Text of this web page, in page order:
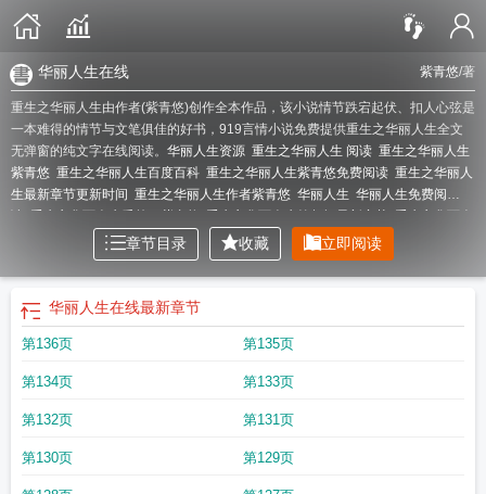
紫青悠/著
华丽人生在线
重生之华丽人生由作者(紫青悠)创作全本作品，该小说情节跌宕起伏、扣人心弦是
一本难得的情节与文笔俱佳的好书，919言情小说免费提供重生之华丽人生全文
无弹窗的纯文字在线阅读。 华丽人生资源 重生之华丽人生 阅读 重生之华丽人生
紫青悠 重生之华丽人生百度百科 重生之华丽人生紫青悠免费阅读 重生之华丽人
生最新章节更新时间 重生之华丽人生作者紫青悠 华丽人生 华丽人生免费阅
重生之华丽人生全文免费阅读华丽的重生华丽人生免费
重生之华丽人生男主是谁重生之华丽人生 紫青悠百度
人生 更新时间重生之华丽人生 免费阅读全文重生之华丽人生全文紫青悠重生
之华丽人生 重生之华丽人生 百度
戒重生之华丽人生紫青悠华丽人生 txt穿越之华丽人生华丽人生在线重生之
华丽人生大结局
重生之华丽人生_紫青悠TXT
丽人生txt重生之华丽人生txt百度 重生之华丽人生紫青悠男主
外重生之华丽人生_紫青悠 重生之华丽人生紫青悠结局
章节目录 收藏 立即阅读
华丽人生在线最新章节
第136页 第135页
第134页 第133页
第132页 第131页
第130页 第129页